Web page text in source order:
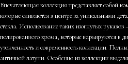
Впечатляющая коллекция представляет собой
которые сливаются в центре за уникальными
стекла. Использование таких изогнутых
полированного хрома, которые варьируются в
утонченность и современность коллекции.
античной латуни. Особенно из коллекции